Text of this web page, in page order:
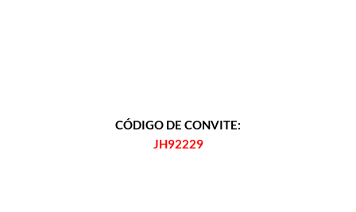
CÓDIGO DE CONVITE:
JH92229